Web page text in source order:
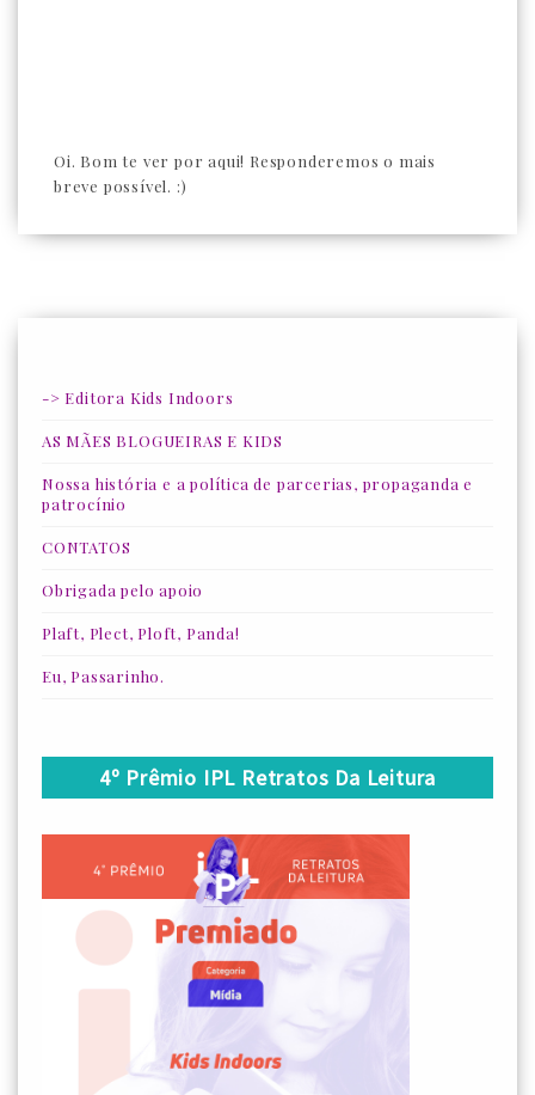
Oi. Bom te ver por aqui! Responderemos o mais
breve possível. :)
-> Editora Kids Indoors
AS MÃES BLOGUEIRAS E KIDS
Nossa história e a política de parcerias, propaganda e
patrocínio
CONTATOS
Obrigada pelo apoio
Plaft, Plect, Ploft, Panda!
Eu, Passarinho.
4º Prêmio IPL Retratos Da Leitura